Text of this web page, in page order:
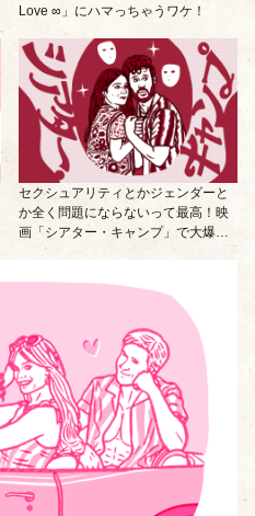
Love ∞」にハマっちゃうワケ！
セクシュアリティとかジェンダーと
か全く問題にならないって最高！映
画「シアター・キャンプ」で大爆笑
しちゃって!!